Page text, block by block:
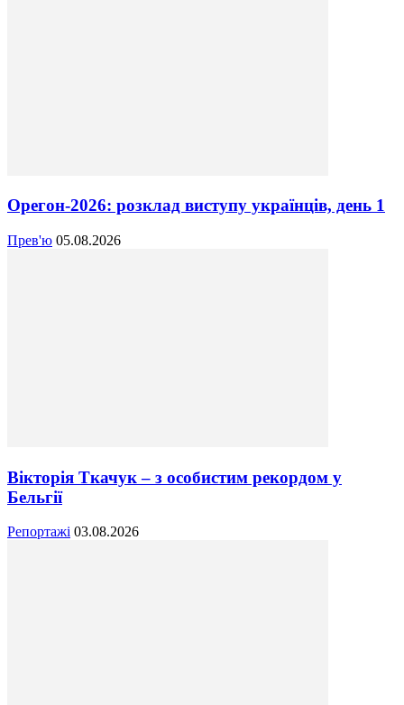
Орегон-2026: розклад виступу українців, день 1
Прев'ю 05.08.2026
Вікторія Ткачук – з особистим рекордом у
Бельгії
Репортажі 03.08.2026